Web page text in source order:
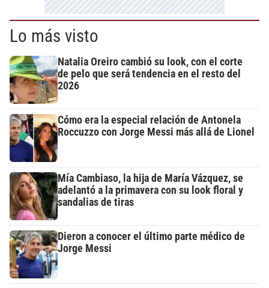
Lo más visto
Natalia Oreiro cambió su look, con el corte
de pelo que será tendencia en el resto del
2026
Cómo era la especial relación de Antonela
Roccuzzo con Jorge Messi más allá de Lionel
Mía Cambiaso, la hija de María Vázquez, se
adelantó a la primavera con su look floral y
sandalias de tiras
Dieron a conocer el último parte médico de
Jorge Messi